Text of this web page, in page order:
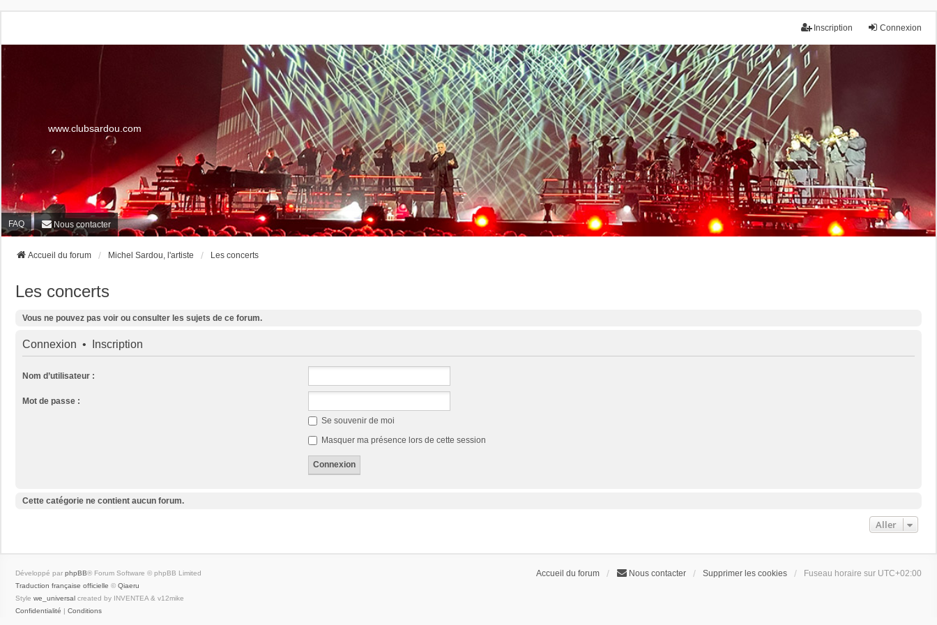
Connexion
Inscription
www.clubsardou.com
FAQ Nous contacter
Accueil du forum Michel Sardou, l'artiste Les concerts
Les concerts
Vous ne pouvez pas voir ou consulter les sujets de ce forum.
Connexion • Inscription
Nom d’utilisateur :
Mot de passe :
Se souvenir de moi
Masquer ma présence lors de cette session
Cette catégorie ne contient aucun forum.
Aller
Accueil du forum Nous contacter Supprimer les cookies Fuseau horaire sur UTC+02:00
Développé par phpBB® Forum Software © phpBB Limited
Traduction française officielle © Qiaeru
Style we_universal created by INVENTEA & v12mike
Confidentialité | Conditions